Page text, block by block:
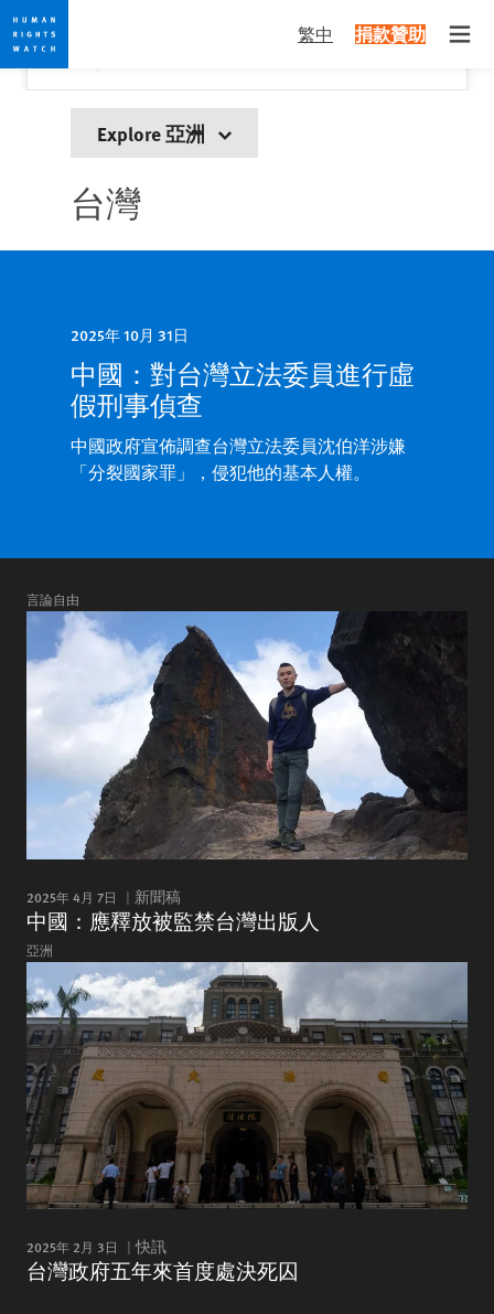
Skip
to
cookie
privacy
Skip
to
main
content
繁中 捐款贊助
Would you like to read this page in English?
Yes
✕
Explore 亞洲
台灣
2025年 10月 31日
中國：對台灣立法委員進行虛
假刑事偵查
中國政府宣佈調查台灣立法委員沈伯洋涉嫌
「分裂國家罪」，侵犯他的基本人權。
言論自由
2025年 4月 7日 新聞稿
中國：應釋放被監禁台灣出版人
亞洲
2025年 2月 3日 快訊
台灣政府五年來首度處決死囚